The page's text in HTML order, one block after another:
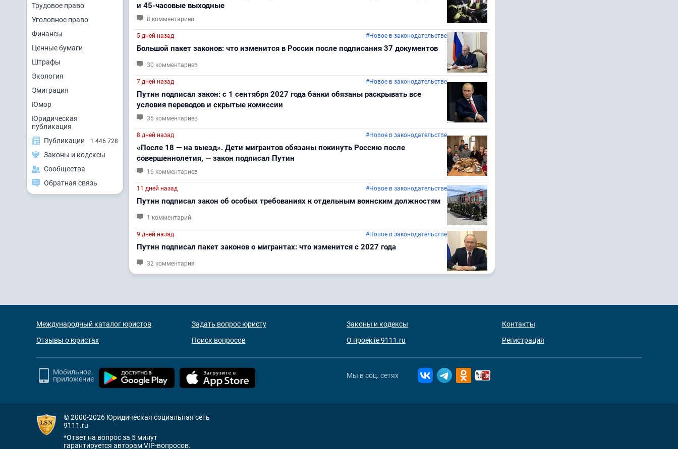
Трудовое право
Уголовное право
Финансы
Ценные бумаги
Штрафы
Экология
Эмиграция
Юмор
Юридическая
публикация
Публикации
1 446 728
Законы и кодексы
Сообщества
Обратная связь
и 45-часовые выходные
8 комментариев
5 дней назад #Новое в законодательстве
Большой пакет законов: что изменится в России после подписания 37 документов
30 комментариев
7 дней назад #Новое в законодательстве
Путин подписал закон: с 1 сентября 2027 года банки обязаны раскрывать все
условия переводов и скрытые комиссии
35 комментариев
8 дней назад #Новое в законодательстве
«После 18 — на выезд». Дети мигрантов обязаны покинуть Россию после
совершеннолетия, — закон подписал Путин
16 комментариев
11 дней назад #Новое в законодательстве
Путин подписал закон об особых требованиях к отдельным воинским должностям
1 комментарий
9 дней назад #Новое в законодательстве
Путин подписал пакет законов о мигрантах: что изменится с 2027 года
32 комментария
Международный каталог юристов
Отзывы о юристах
Задать вопрос юристу
Поиск вопросов
Законы и кодексы
О проекте 9111.ru
Контакты
Регистрация
Мобильное
приложение
Мы в соц. сетях
© 2000-2026 Юридическая социальная сеть
9111.ru
*Ответ на вопрос за 5 минут
гарантируется авторам VIP-вопросов.